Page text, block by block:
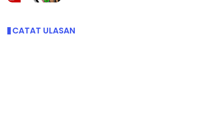
CATAT ULASAN